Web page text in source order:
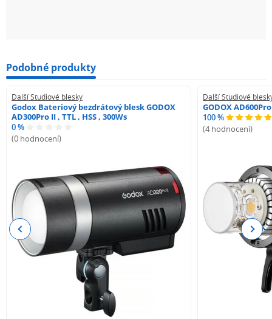
Podobné produkty
Další Studiové blesky
Godox Bateriový bezdrátový blesk GODOX
AD300Pro II , TTL , HSS , 300Ws
0 %
(0 hodnocení)
Další Studiové
GODOX AD600Pro
100 %
(4 hodnocení)
Previous Next